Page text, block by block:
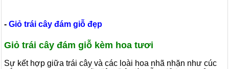
- Giỏ trái cây đám giỗ đẹp
Giỏ trái cây đám giỗ kèm hoa tươi
Sự kết hợp giữa trái cây và các loài hoa nhã nhặn như cúc